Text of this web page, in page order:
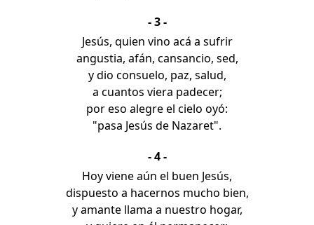
- 3 -
Jesús, quien vino acá a sufrir
angustia, afán, cansancio, sed,
y dio consuelo, paz, salud,
a cuantos viera padecer;
por eso alegre el cielo oyó:
"pasa Jesús de Nazaret".
- 4 -
Hoy viene aún el buen Jesús,
dispuesto a hacernos mucho bien,
y amante llama a nuestro hogar,